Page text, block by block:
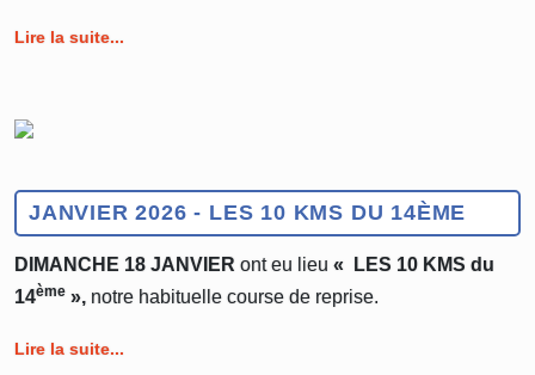
Lire la suite...
JANVIER 2026 - LES 10 KMS DU 14ÈME
DIMANCHE 18 JANVIER ont eu lieu « LES 10 KMS du
14ème », notre habituelle course de reprise.
Lire la suite...